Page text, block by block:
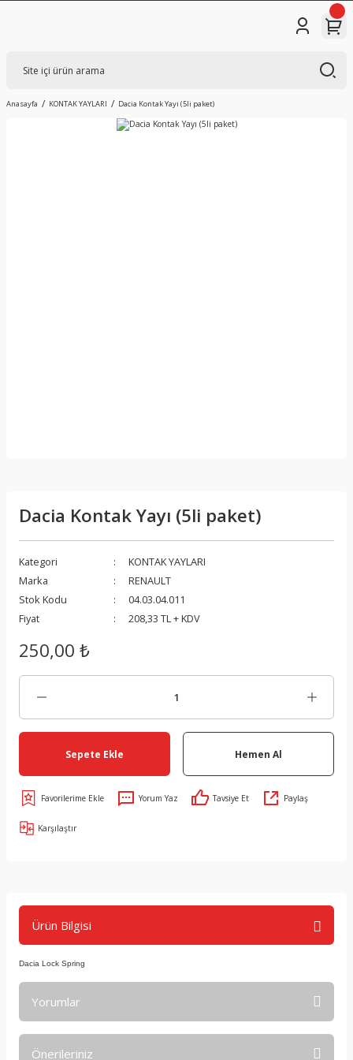
Anasayfa KONTAK YAYLARI Dacia Kontak Yayı (5li paket)
Dacia Kontak Yayı (5li paket)
Kategori
KONTAK YAYLARI
Marka
RENAULT
Stok Kodu
04.03.04.011
Fiyat
208,33 TL + KDV
250,00 ₺
Sepete Ekle Hemen Al
Yorum Yaz Tavsiye Et Paylaş
Karşılaştır
Ürün Bilgisi
Dacia Lock Spring
Yorumlar
Önerileriniz